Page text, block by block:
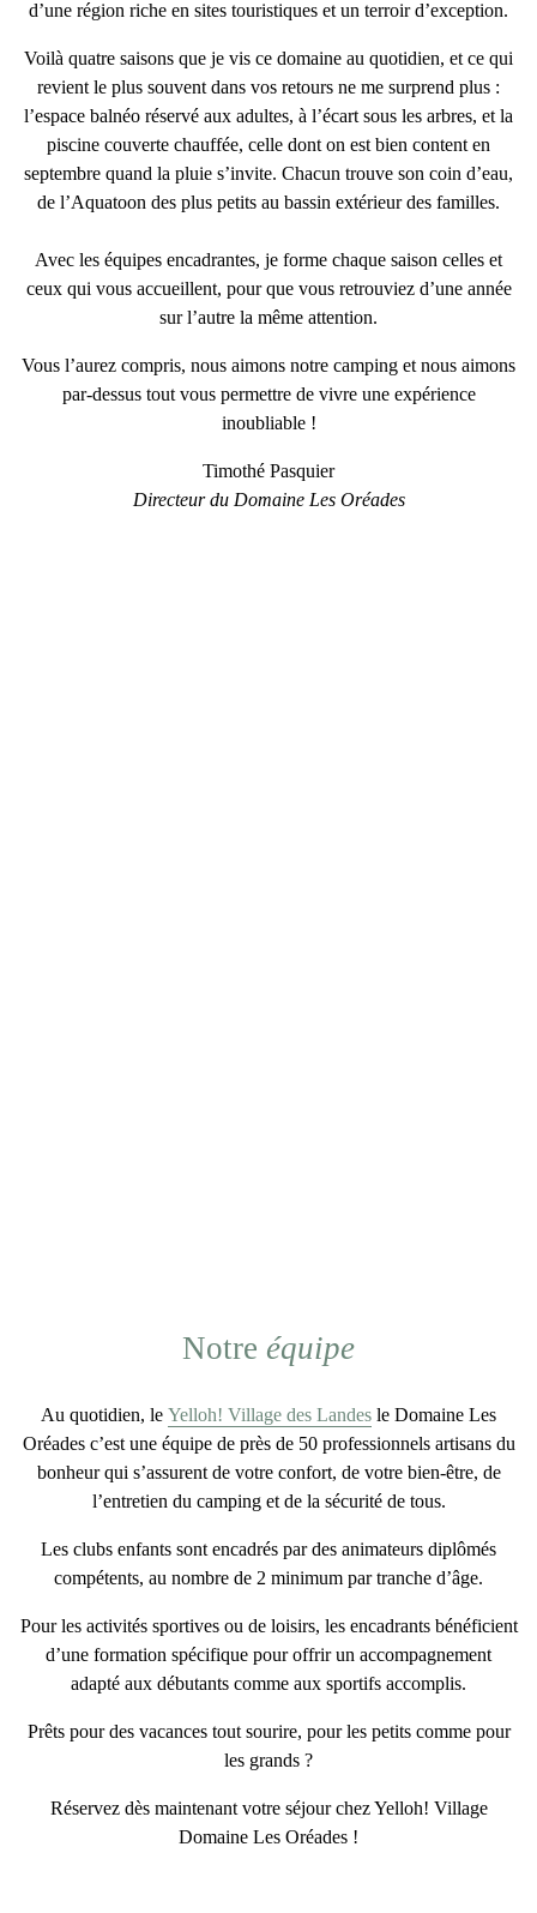
d’une région riche en sites touristiques et un terroir d’exception.
Voilà quatre saisons que je vis ce domaine au quotidien, et ce qui
revient le plus souvent dans vos retours ne me surprend plus :
l’espace balnéo réservé aux adultes, à l’écart sous les arbres, et la
piscine couverte chauffée, celle dont on est bien content en
septembre quand la pluie s’invite. Chacun trouve son coin d’eau,
de l’Aquatoon des plus petits au bassin extérieur des familles.
Avec les équipes encadrantes, je forme chaque saison celles et
ceux qui vous accueillent, pour que vous retrouviez d’une année
sur l’autre la même attention.
Vous l’aurez compris, nous aimons notre camping et nous aimons
par-dessus tout vous permettre de vivre une expérience
inoubliable!
Timothé Pasquier
Directeur du Domaine Les Oréades
Notre équipe
Au quotidien, le Yelloh! Village des Landes le Domaine Les
Oréades c’est une équipe de près de 50 professionnels artisans du
bonheurqui s’assurent de votre confort, de votre bien-être, de
l’entretien du camping et de la sécurité de tous.
Les clubs enfants sont encadrés par des animateurs diplômés
compétents, au nombre de 2 minimum par tranche d’âge.
Pour les activités sportives ou de loisirs, les encadrants bénéficient
d’une formation spécifique pour offrir un accompagnement
adapté aux débutants comme aux sportifs accomplis.
Prêts pour des vacances tout sourire, pour les petits comme pour
les grands ?
Réservez dès maintenant votre séjour chez Yelloh! Village
Domaine Les Oréades !